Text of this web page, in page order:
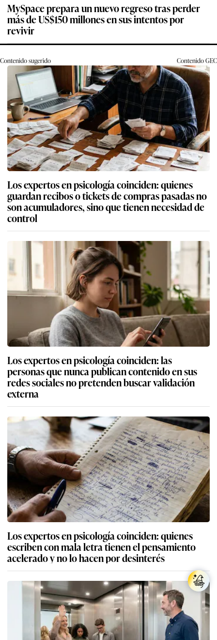
MySpace prepara un nuevo regreso tras perder
más de US$150 millones en sus intentos por
revivir
Contenido sugerido ContenidoGEC
Los expertos en psicología coinciden: quienes
guardan recibos o tickets de compras pasadas no
son acumuladores, sino que tienen necesidad de
control
Los expertos en psicología coinciden: las
personas que nunca publican contenido en sus
redes sociales no pretenden buscar validación
externa
Los expertos en psicología coinciden: quienes
escriben con mala letra tienen el pensamiento
acelerado y no lo hacen por desinterés